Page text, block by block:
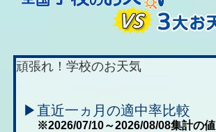
頑張れ！学校のお天気
▶直近一ヵ月の適中率比較
※2026/07/10～2026/08/08集計の値